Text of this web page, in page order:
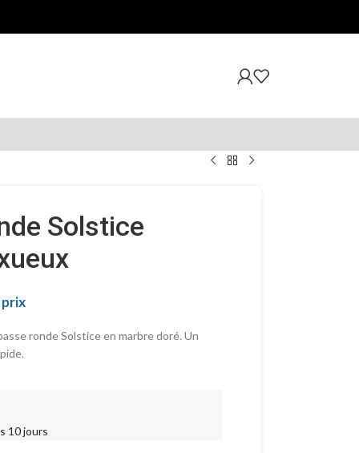
Solstice
ronde Solstice en marbre doré. Un
10 jours